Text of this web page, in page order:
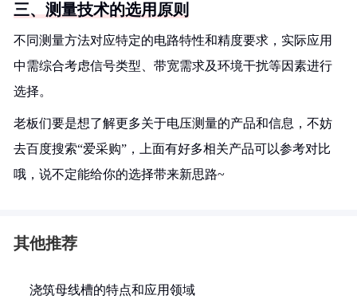
三、测量技术的选用原则
不同测量方法对应特定的电路特性和精度要求，实际应用
中需综合考虑信号类型、带宽需求及环境干扰等因素进行
选择。
老板们要是想了解更多关于电压测量的产品和信息，不妨
去百度搜索“爱采购”，上面有好多相关产品可以参考对比
哦，说不定能给你的选择带来新思路~
其他推荐
浇筑母线槽的特点和应用领域